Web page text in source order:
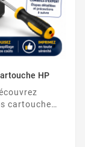
HP
cartouches